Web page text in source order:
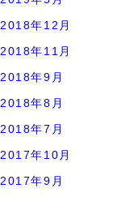
2018年12月
2018年11月
2018年9月
2018年8月
2018年7月
2017年10月
2017年9月